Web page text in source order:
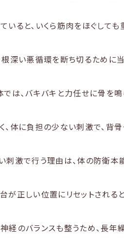
いると、いくら筋肉をほぐして
根深い悪循環を断ち切るために当
では、バキバキと力任せに骨を
、体に負担の少ない刺激で、背
刺激で行う理由は、体の防衛本
が正しい位置にリセットされる
経のバランスも整うため、長年